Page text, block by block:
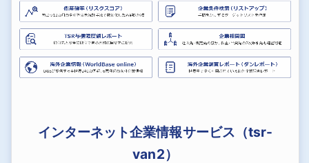
インターネット企業情報サービス（tsr-
van2）